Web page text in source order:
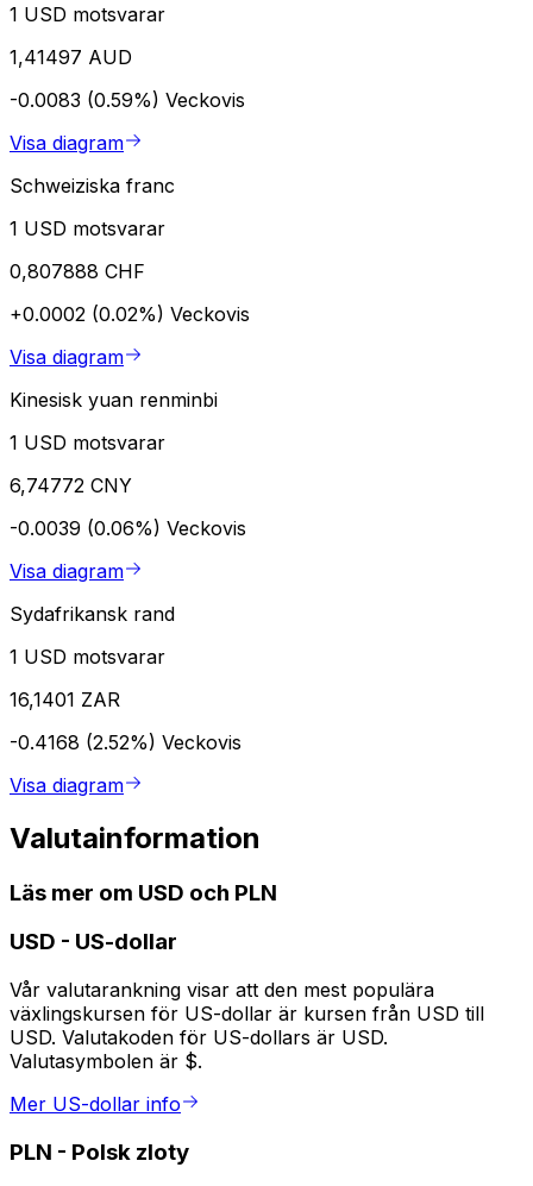
1 USD motsvarar
1,41497 AUD
-0.0083 (0.59%) Veckovis
Visa diagram
Schweiziska franc
1 USD motsvarar
0,807888 CHF
+0.0002 (0.02%) Veckovis
Visa diagram
Kinesisk yuan renminbi
1 USD motsvarar
6,74772 CNY
-0.0039 (0.06%) Veckovis
Visa diagram
Sydafrikansk rand
1 USD motsvarar
16,1401 ZAR
-0.4168 (2.52%) Veckovis
Visa diagram
Valutainformation
Läs mer om USD och PLN
USD - US-dollar
Vår valutarankning visar att den mest populära
växlingskursen för US-dollar är kursen från USD till
USD. Valutakoden för US-dollars är USD.
Valutasymbolen är $.
Mer US-dollar info
PLN - Polsk zloty